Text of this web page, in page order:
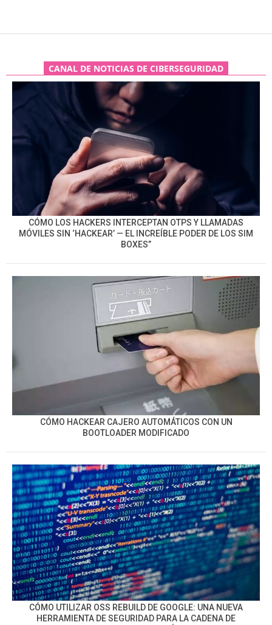
CANAL DE NOTICIAS DE CIBERSEGURIDAD
CÓMO LOS HACKERS INTERCEPTAN OTPS Y LLAMADAS
MÓVILES SIN ‘HACKEAR’ — EL INCREÍBLE PODER DE LOS SIM
BOXES”
CÓMO HACKEAR CAJERO AUTOMÁTICOS CON UN
BOOTLOADER MODIFICADO
CÓMO UTILIZAR OSS REBUILD DE GOOGLE: UNA NUEVA
HERRAMIENTA DE SEGURIDAD PARA LA CADENA DE